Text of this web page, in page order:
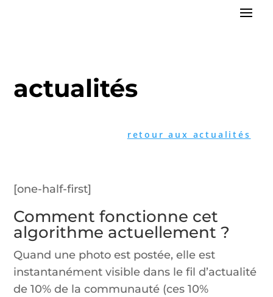
actualités
retour aux actualités
[one-half-first]
Comment fonctionne cet
algorithme actuellement ?
Quand une photo est postée, elle est
instantanément visible dans le fil d’actualité
de 10% de la communauté (ces 10%